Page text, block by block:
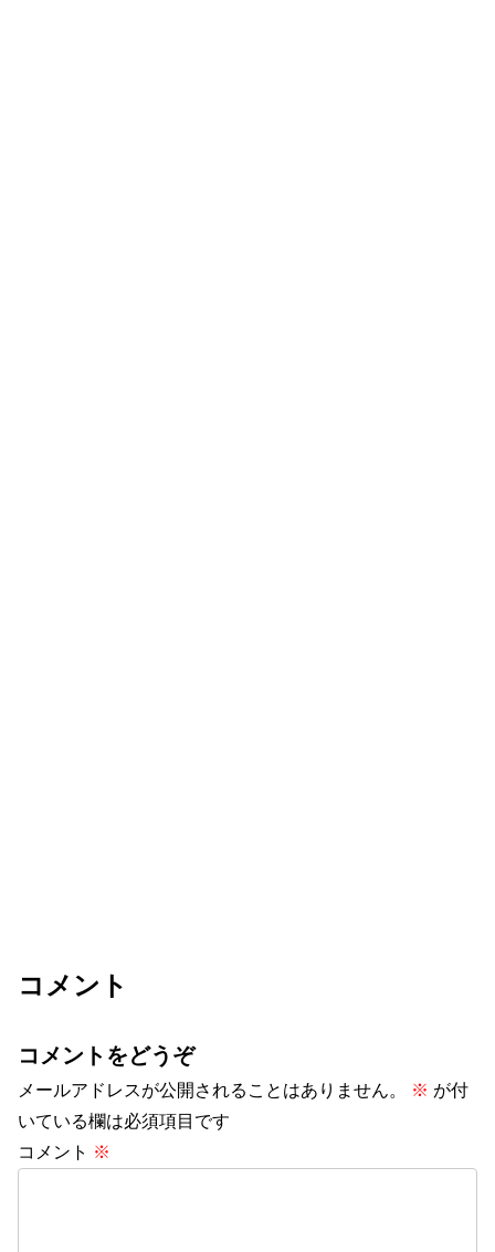
コメント
コメントをどうぞ
メールアドレスが公開されることはありません。 ※ が付
いている欄は必須項目です
コメント ※